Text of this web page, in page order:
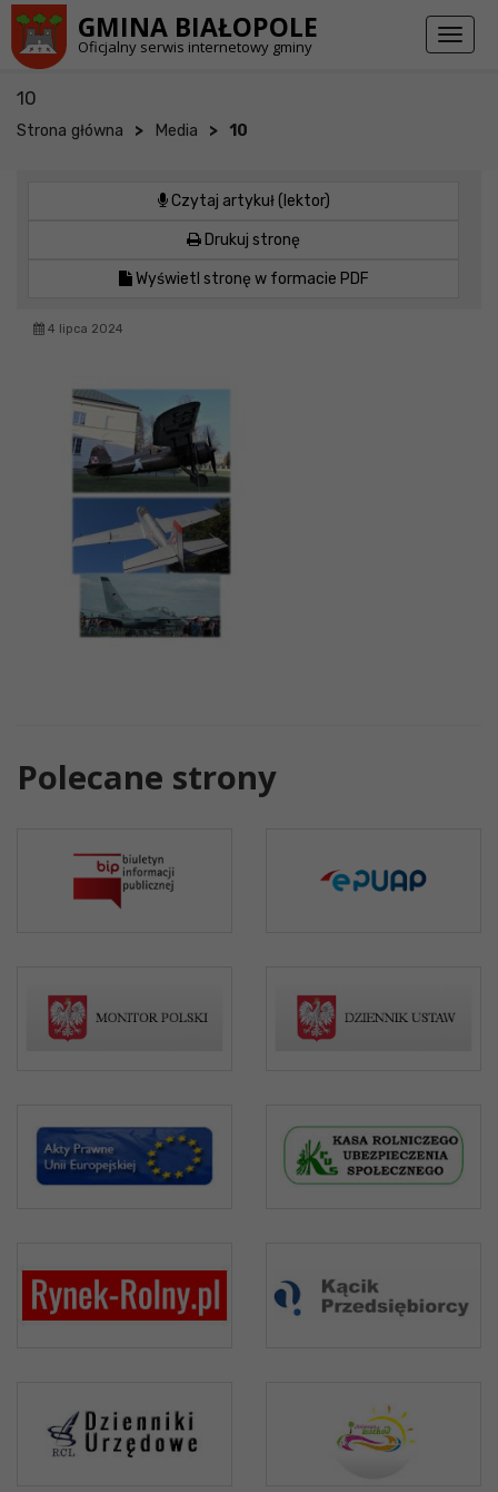
GMINA BIAŁOPOLE
Oficjalny serwis internetowy gminy
Toggle
10
Strona główna > Media > 10
Czytaj artykuł (lektor)
Drukuj stronę
Wyświetl stronę w formacie PDF
4 lipca 2024
Polecane strony